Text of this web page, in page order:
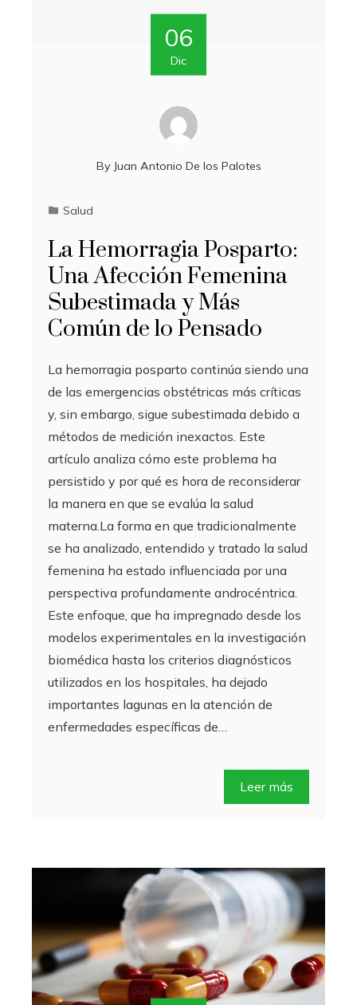
06
Dic
By Juan Antonio De los Palotes
Salud
La Hemorragia Posparto:
Una Afección Femenina
Subestimada y Más
Común de lo Pensado
La hemorragia posparto continúa siendo una
de las emergencias obstétricas más críticas
y, sin embargo, sigue subestimada debido a
métodos de medición inexactos. Este
artículo analiza cómo este problema ha
persistido y por qué es hora de reconsiderar
la manera en que se evalúa la salud
materna.La forma en que tradicionalmente
se ha analizado, entendido y tratado la salud
femenina ha estado influenciada por una
perspectiva profundamente androcéntrica.
Este enfoque, que ha impregnado desde los
modelos experimentales en la investigación
biomédica hasta los criterios diagnósticos
utilizados en los hospitales, ha dejado
importantes lagunas en la atención de
enfermedades específicas de…
Leer más